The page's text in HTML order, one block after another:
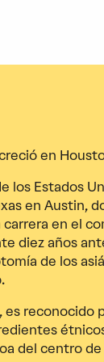
en
los Estados
en Austin,
en el
diez años
de los
es reconocido
del centro de